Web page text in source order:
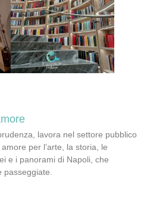
lavora nel settore pubblico
per l’arte, la storia, le
e i panorami di Napoli, che